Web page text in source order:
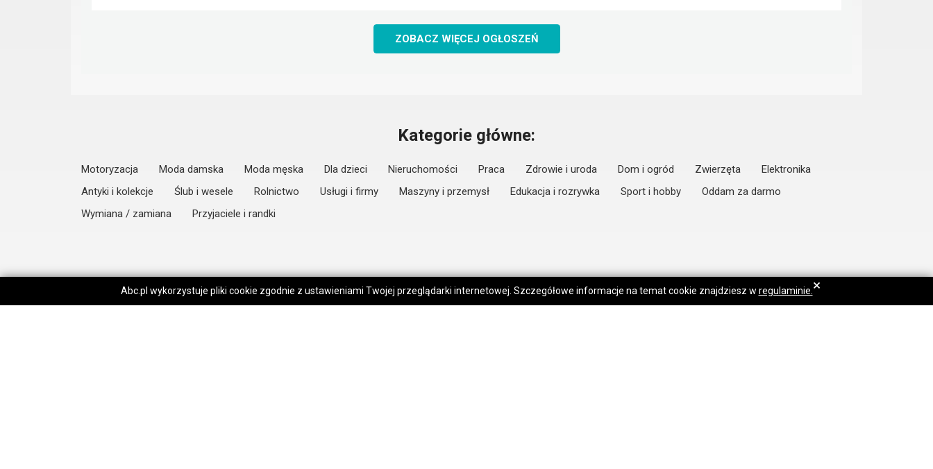
ZOBACZ WIĘCEJ OGŁOSZEŃ
Kategorie główne:
Motoryzacja Moda damska Moda męska Dla dzieci Nieruchomości Praca Zdrowie i uroda Dom i ogród Zwierzęta
Elektronika
Antyki i kolekcje
Ślub i wesele Rolnictwo Usługi i firmy Maszyny i przemysł Edukacja i rozrywka Sport i hobby
Oddam za darmo
Wymiana / zamiana
Przyjaciele i randki
Abc.pl wykorzystuje pliki cookie zgodnie z ustawieniami Twojej przeglądarki internetowej. Szczegółowe informacje na temat cookie znajdziesz w regulaminie. ×